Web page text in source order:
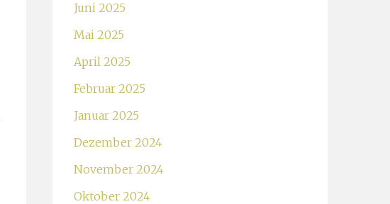
Juni 2025
Mai 2025
April 2025
Februar 2025
Januar 2025
Dezember 2024
November 2024
Oktober 2024